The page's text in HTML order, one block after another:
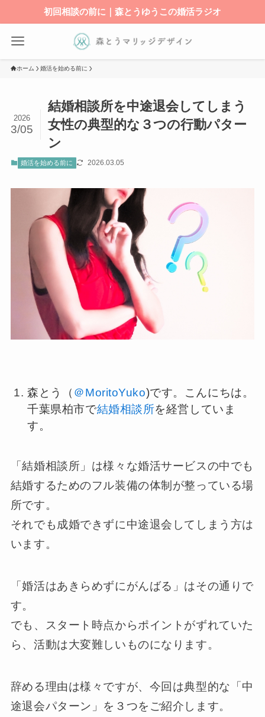
初回相談の前に｜森とうゆうこの婚活ラジオ
ホーム 婚活を始める前に
結婚相談所を中途退会してしまう
女性の典型的な３つの行動パター
ン
2026
3/05
婚活を始める前に 2026.03.05
森とう（ ＠MoritoYuko)です。こんにちは。
千葉県柏市で結婚相談所を経営していま
す。
「結婚相談所」は様々な婚活サービスの中でも
結婚するためのフル装備の体制が整っている場
所です。
それでも成婚できずに中途退会してしまう方は
います。
「婚活はあきらめずにがんばる」はその通りで
す。
でも、スタート時点からポイントがずれていた
ら、活動は大変難しいものになります。
辞める理由は様々ですが、今回は典型的な「中
途退会パターン」を３つをご紹介します。